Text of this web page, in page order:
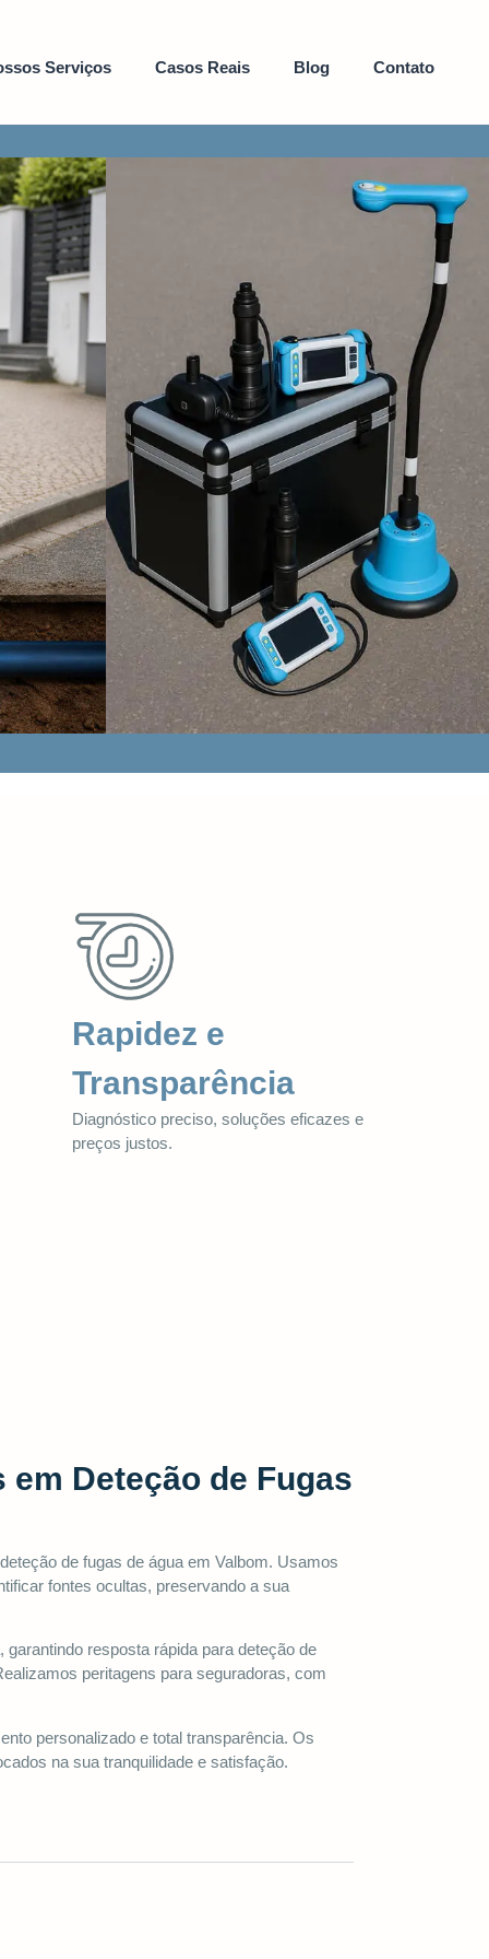
Serviços Casos Reais Blog Contato
Rapidez e
Transparência
Diagnóstico preciso, soluções eficazes e
preços justos.
Deteção de Fugas
de fugas de água em Valbom. Usamos
fontes ocultas, preservando a sua
garantindo resposta rápida para deteção de
peritagens para seguradoras, com
personalizado e total transparência. Os
na sua tranquilidade e satisfação.